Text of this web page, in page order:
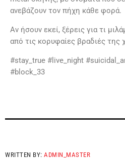
ανεβάζουν τον πήχη κάθε φορά.
Αν ήσουν εκεί, ξέρεις για τι
από τις κορυφαίες βραδιές της
#stay_true #live_night
#block_33
WRITTEN BY:ADMIN_MASTER